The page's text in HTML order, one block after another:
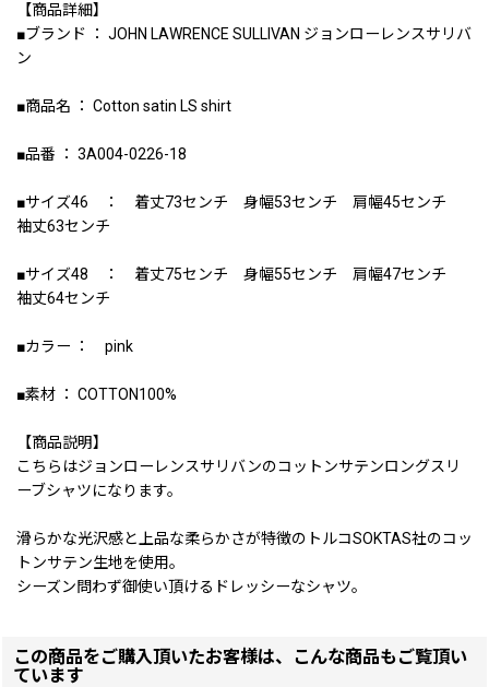
【商品詳細】
■ブランド ： JOHN LAWRENCE SULLIVAN ジョンローレンスサリバ
ン
■商品名 ： Cotton satin LS shirt
■品番 ： 3A004-0226-18
■サイズ46 ： 着丈73センチ 身幅53センチ 肩幅45センチ
袖丈63センチ
■サイズ48 ： 着丈75センチ 身幅55センチ 肩幅47センチ
袖丈64センチ
■カラー ： pink
■素材 ： COTTON100%
【商品説明】
こちらはジョンローレンスサリバンのコットンサテンロングスリ
ーブシャツになります。
滑らかな光沢感と上品な柔らかさが特徴のトルコSOKTAS社のコッ
トンサテン生地を使用。
シーズン問わず御使い頂けるドレッシーなシャツ。
この商品をご購入頂いたお客様は、こんな商品もご覧頂い
ています